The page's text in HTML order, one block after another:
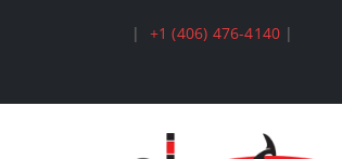
| +1 (406) 476-4140 |